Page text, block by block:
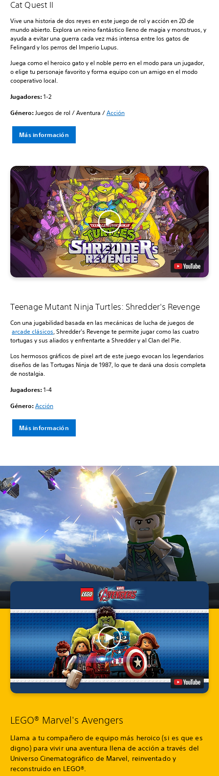
Cat Quest II
Vive una historia de dos reyes en este juego de rol y acción en 2D de
mundo abierto. Explora un reino fantástico lleno de magia y monstruos, y
ayuda a evitar una guerra cada vez más intensa entre los gatos de
Felingard y los perros del Imperio Lupus.
Juega como el heroico gato y el noble perro en el modo para un jugador,
o elige tu personaje favorito y forma equipo con un amigo en el modo
cooperativo local.
Jugadores:1-2
Género:Juegos de rol / Aventura /Acción
Más información
Teenage Mutant Ninja Turtles: Shredder's Revenge
Con una jugabilidad basada en las mecánicas de lucha de juegos de
arcade clásicos, Shredder's Revenge te permite jugar como las cuatro
tortugas y sus aliados y enfrentarte a Shredder y al Clan del Pie.
Los hermosos gráficos de pixel art de este juego evocan los legendarios
diseños de las Tortugas Ninja de 1987, lo que te dará una dosis completa
de nostalgia.
Jugadores:1-4
Género:Acción
Más información
LEGO® Marvel's Avengers
Llama a tu compañero de equipo más heroico (si es que es
digno) para vivir una aventura llena de acción a través del
Universo Cinematográfico de Marvel, reinventado y
reconstruido en LEGO®.